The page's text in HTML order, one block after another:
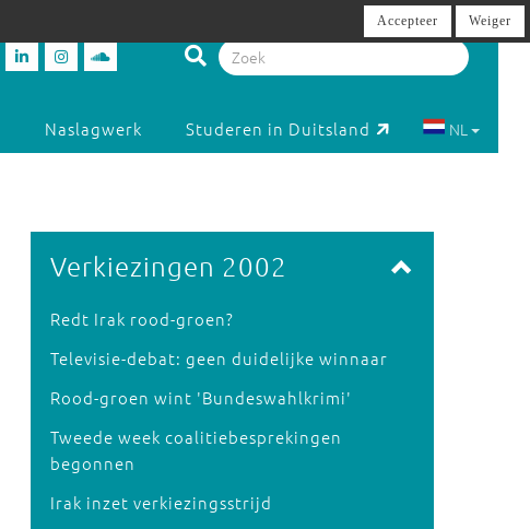
Naslagwerk Studeren in Duitsland NL
Verkiezingen 2002
Redt Irak rood-groen?
Televisie-debat: geen duidelijke winnaar
Rood-groen wint 'Bundeswahlkrimi'
Tweede week coalitiebesprekingen
begonnen
Irak inzet verkiezingsstrijd
Accepteer Weiger